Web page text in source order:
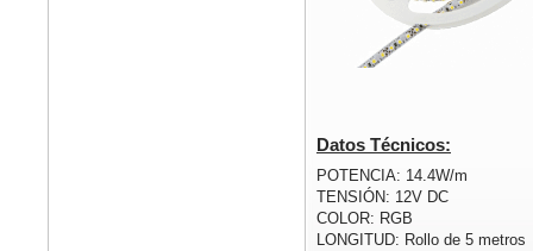
Datos Técnicos:
POTENCIA: 14.4W/m
TENSIÓN: 12V DC
COLOR: RGB
LONGITUD: Rollo de 5 metros